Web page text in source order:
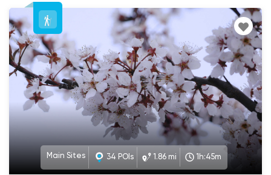
がアメリカに木を二千ぽんを送りました。残念なことに
木々が害虫に冒されていたので、ウイリアムタフト大統領
はその木々を使って巨大なたき火を作りました。日本はそ
のことについて申し訳なく思い健康な木を三千ぽんを送り
ました。 天候に応じて、四月のはじめころ木は約二週間さ
きます。満開の期間は四から七日間です。今年はタイミン
グが合っているでしょうか！ツアーはコンステテュ−ショ
ン アベニューと十六番通りの北西から始まります。 車で
路上駐車を探したくないならツアー出発地点の近くにロナ
ルド レーガン ビルのとても良い駐車場があります。１
３番通りとペンシルベニア アベニューから、またはコン
ステテューション アベニューとペンシルベニア アベニ
ューの間にある１４番通り上の建物から、その両脇からも
駐車場へアクセスできます。 徒歩でしたらコンステテュー
ションと１６番の角で会いましょう。そして憲法の庭に入
り非常に高いワシントン記念塔に向かいます。
Main Sites 34 POIs 1.86 mi 1h:45m